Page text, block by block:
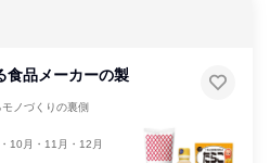
食品メーカーの製
ノづくりの裏側
10月・11月・12月